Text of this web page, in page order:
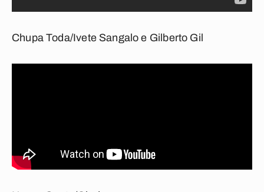
Chupa Toda/Ivete Sangalo e Gilberto Gil